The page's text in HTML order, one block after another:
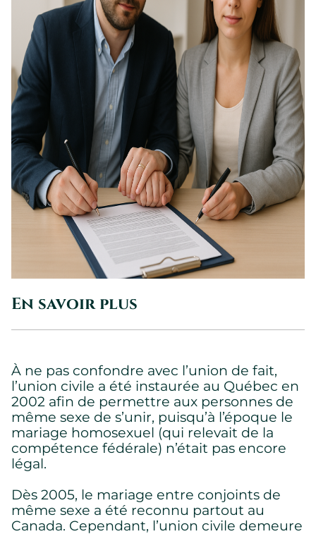
En savoir plus
À ne pas confondre avec l’union de fait,
l’union civile a été instaurée au Québec en
2002 afin de permettre aux personnes de
même sexe de s’unir, puisqu’à l’époque le
mariage homosexuel (qui relevait de la
compétence fédérale) n’était pas encore
légal.
Dès 2005, le mariage entre conjoints de
même sexe a été reconnu partout au
Canada. Cependant, l’union civile demeure